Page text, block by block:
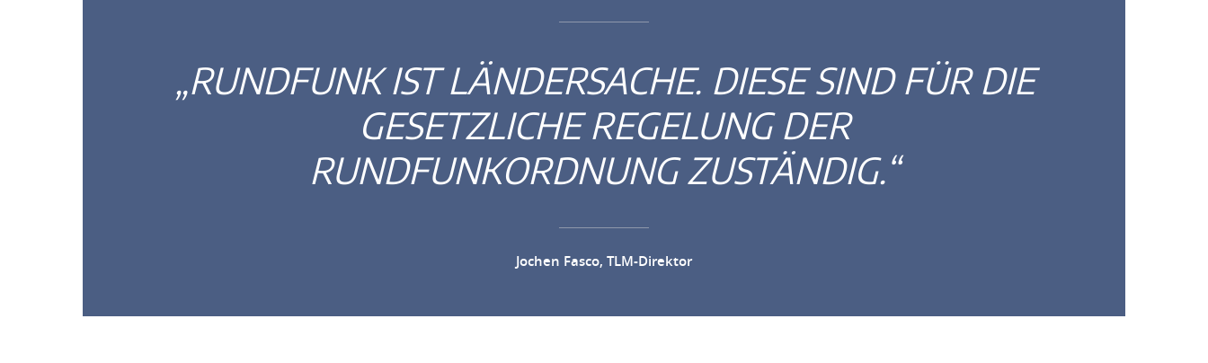
„RUNDFUNK IST LÄNDERSACHE. DIESE SIND FÜR DIE
GESETZLICHE REGELUNG DER
RUNDFUNKORDNUNG ZUSTÄNDIG.“
Jochen Fasco, TLM-Direktor